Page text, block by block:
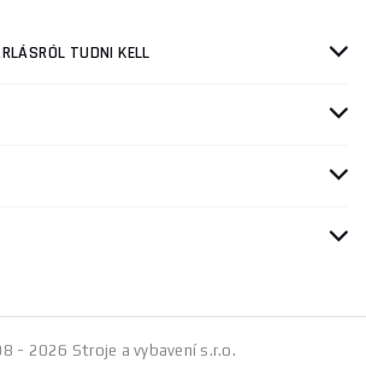
TUDNI KELL
- 2026 Stroje a vybavení s.r.o.